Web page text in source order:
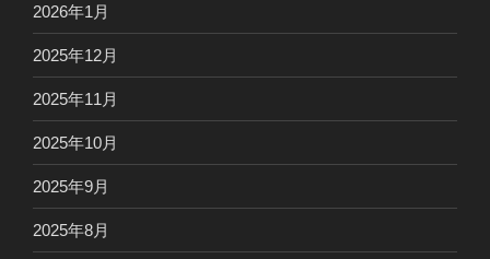
2026年1月
2025年12月
2025年11月
2025年10月
2025年9月
2025年8月